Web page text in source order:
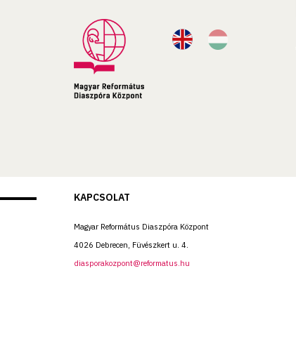
KAPCSOLAT
Magyar Református Diaszpóra Központ
4026 Debrecen, Füvészkert u. 4.
diasporakozpont@reformatus.hu